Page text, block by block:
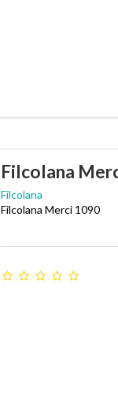
Filcolana
Filcolana
Filcolana Merci 1090